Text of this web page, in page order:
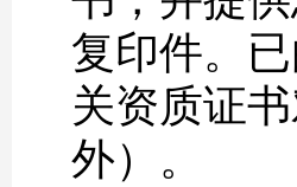
复印件。
关资质证
外）。